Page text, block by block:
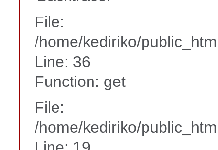
File:
/home/kediriko/
Line: 36
Function: get
File:
/home/kediriko/